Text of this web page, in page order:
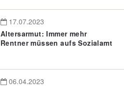
17.07.2023
Altersarmut: Immer mehr
Rentner müssen aufs Sozialamt
06.04.2023